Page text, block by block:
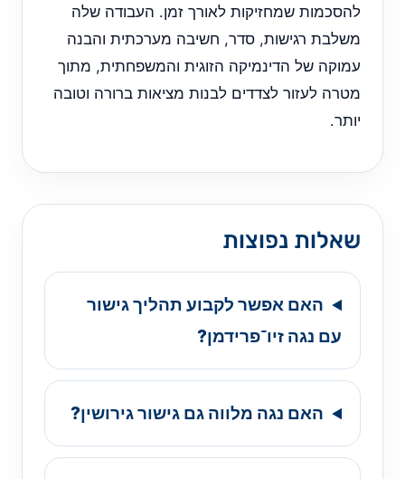
להסכמות שמחזיקות לאורך זמן. העבודה שלה
משלבת רגישות, סדר, חשיבה מערכתית והבנה
עמוקה של הדינמיקה הזוגית והמשפחתית, מתוך
מטרה לעזור לצדדים לבנות מציאות ברורה וטובה
יותר.
שאלות נפוצות
האם אפשר לקבוע תהליך גישור
עם נגה זיו־פרידמן?
האם נגה מלווה גם גישור גירושין?